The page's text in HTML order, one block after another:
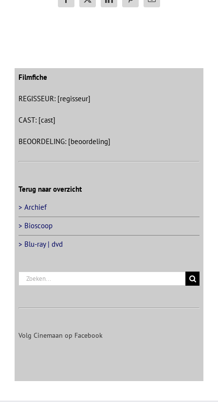
Facebook
X LinkedInPinterest
E-
mail
Filmfiche
REGISSEUR: [regisseur]
CAST: [cast]
BEOORDELING: [beoordeling]
Terug naar overzicht
> Archief
> Bioscoop
> Blu-ray | dvd
Zoeken
naar:
Volg Cinemaan op Facebook